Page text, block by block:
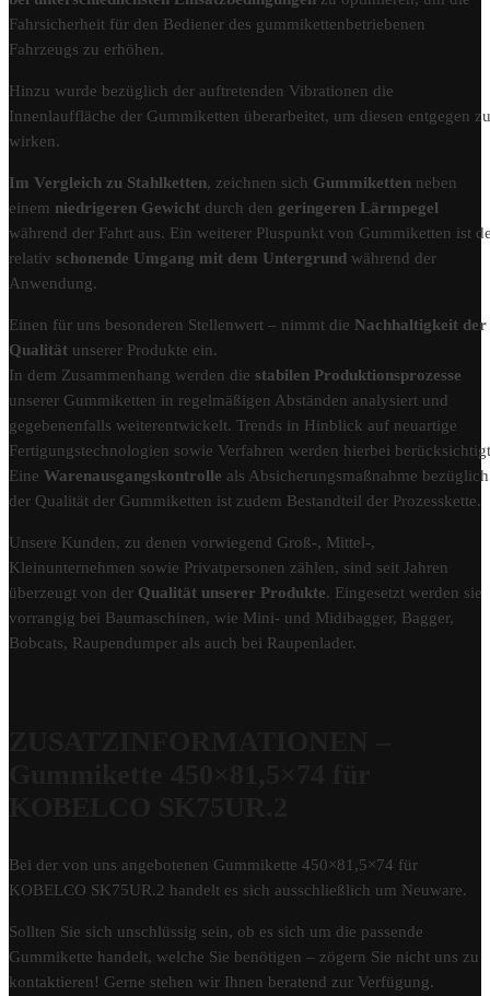
Fahrsicherheit für den Bediener des gummikettenbetriebenen
Fahrzeugs zu erhöhen.
Hinzu wurde bezüglich der auftretenden Vibrationen die
Innenlauffläche der Gummiketten überarbeitet, um diesen entgegen zu
wirken.
Im Vergleich zu Stahlketten, zeichnen sich Gummiketten neben
einem niedrigeren Gewicht durch den geringeren Lärmpegel
während der Fahrt aus. Ein weiterer Pluspunkt von Gummiketten ist
relativ schonende Umgang mit dem Untergrund während der
Anwendung.
Einen für uns besonderen Stellenwert – nimmt die Nachhaltigkeit der
Qualität unserer Produkte ein.
In dem Zusammenhang werden die stabilen Produktionsprozesse
unserer Gummiketten in regelmäßigen Abständen analysiert und
gegebenenfalls weiterentwickelt. Trends in Hinblick auf neuartige
Fertigungstechnologien sowie Verfahren werden hierbei
Eine Warenausgangskontrolle als Absicherungsmaßnahme bezüglich
der Qualität der Gummiketten ist zudem Bestandteil der Prozesskette.
Unsere Kunden, zu denen vorwiegend Groß-, Mittel-,
Kleinunternehmen sowie Privatpersonen zählen, sind seit Jahren
überzeugt von der Qualität unserer Produkte. Eingesetzt werden sie
vorrangig bei Baumaschinen, wie Mini- und Midibagger, Bagger,
Bobcats, Raupendumper als auch bei Raupenlader.
Bei der von uns angebotenen Gummikette 450×81,5×74 für
KOBELCO SK75UR.2 handelt es sich ausschließlich um Neuware.
Sollten Sie sich unschlüssig sein, ob es sich um die passende
Gummikette handelt, welche Sie benötigen – zögern Sie nicht uns zu
kontaktieren! Gerne stehen wir Ihnen beratend zur Verfügung.